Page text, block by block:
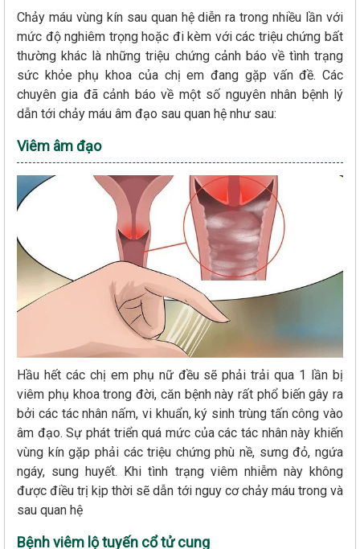
Chảy máu vùng kín sau quan hệ diễn ra trong nhiều lần với
mức độ nghiêm trọng hoặc đi kèm với các triệu chứng bất
thường khác là những triệu chứng cảnh báo về tình trạng
sức khỏe phụ khoa của chị em đang gặp vấn đề. Các
chuyên gia đã cảnh báo về một số nguyên nhân bệnh lý
dẫn tới chảy máu âm đạo sau quan hệ như sau:
Viêm âm đạo
Hầu hết các chị em phụ nữ đều sẽ phải trải qua 1 lần bị
viêm phụ khoa trong đời, căn bệnh này rất phổ biến gây ra
bởi các tác nhân nấm, vi khuẩn, ký sinh trùng tấn công vào
âm đạo. Sự phát triển quá mức của các tác nhân này khiến
vùng kín gặp phải các triệu chứng phù nề, sưng đỏ, ngứa
ngáy, sung huyết. Khi tình trạng viêm nhiễm này không
được điều trị kịp thời sẽ dẫn tới nguy cơ chảy máu trong và
sau quan hệ
Bệnh viêm lộ tuyến cổ tử cung